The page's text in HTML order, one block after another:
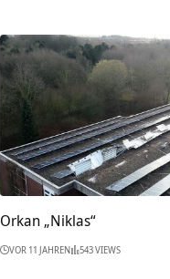
Orkan „Niklas“
VOR 11 JAHREN 543 VIEWS